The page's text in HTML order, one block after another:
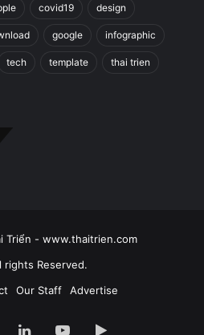
covid19 design
google infographic
tech template thai trien
Triển - www.thaitrien.com
rights Reserved.
Our Staff Advertise
LinkedInYouTubeGoogle